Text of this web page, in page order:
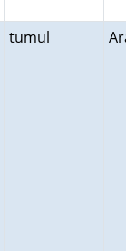
tumul